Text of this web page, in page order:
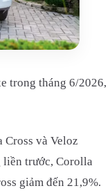
trong tháng 6/2026,
Cross và Veloz
liền trước, Corolla
giảm đến 21,9%.